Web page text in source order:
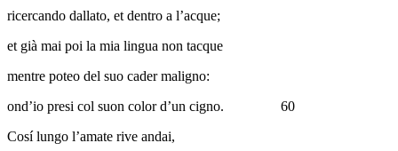
ricercando dallato, et dentro a l’acque;
et già mai poi la mia lingua non tacque
mentre poteo del suo cader maligno:
ond’io presi col suon color d’un cigno. 60
Cosí lungo l’amate rive andai,